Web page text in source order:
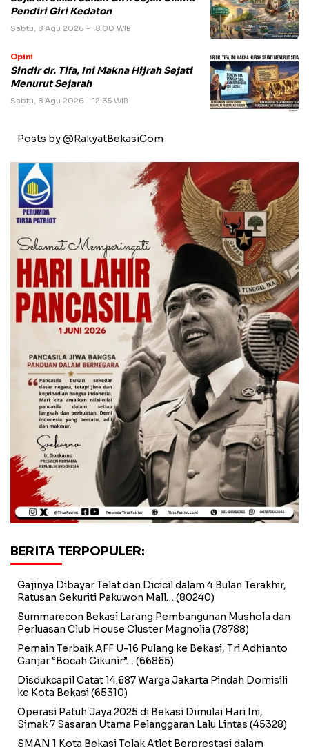
Pendiri Giri Kedaton
Sabtu, 8 Agu 2026 - 18:00 WIB
Opini
Sindir dr. Tifa, Ini Makna Hijrah Sejati
Menurut Sejarah
Sabtu, 8 Agu 2026 - 12:35 WIB
Posts by @RakyatBekasiCom
BERITA TERPOPULER:
Gajinya Dibayar Telat dan Dicicil dalam 4 Bulan Terakhir,
Ratusan Sekuriti Pakuwon Mall… (80240)
Summarecon Bekasi Larang Pembangunan Mushola dan
Perluasan Club House Cluster Magnolia (78788)
Pemain Terbaik AFF U-16 Pulang ke Bekasi, Tri Adhianto
Ganjar “Bocah Cikunir”… (66865)
Disdukcapil Catat 14.687 Warga Jakarta Pindah Domisili
ke Kota Bekasi(65310)
Operasi Patuh Jaya 2025 di Bekasi Dimulai Hari Ini,
Simak 7 Sasaran Utama Pelanggaran Lalu Lintas (45328)
SMAN 1 Kota Bekasi Tolak Atlet Berprestasi dalam